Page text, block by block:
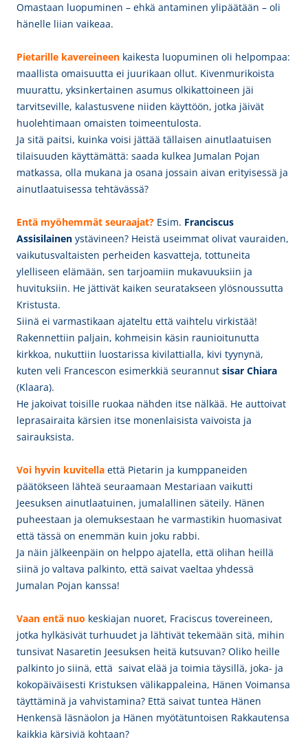
Omastaan luopuminen – ehkä antaminen ylipäätään – oli
hänelle liian vaikeaa.
Pietarille kavereineen kaikesta luopuminen oli helpompaa:
maallista omaisuutta ei juurikaan ollut. Kivenmurikoista
muurattu, yksinkertainen asumus olkikattoineen jäi
tarvitseville, kalastusvene niiden käyttöön, jotka jäivät
huolehtimaan omaisten toimeentulosta.
Ja sitä paitsi, kuinka voisi jättää tällaisen ainutlaatuisen
tilaisuuden käyttämättä: saada kulkea Jumalan Pojan
matkassa, olla mukana ja osana jossain aivan erityisessä ja
ainutlaatuisessa tehtävässä?
Entä myöhemmät seuraajat? Esim. Franciscus
Assisilainen ystävineen? Heistä useimmat olivat vauraiden,
vaikutusvaltaisten perheiden kasvatteja, tottuneita
ylelliseen elämään, sen tarjoamiin mukavuuksiin ja
huvituksiin. He jättivät kaiken seuratakseen ylösnoussutta
Kristusta.
Siinä ei varmastikaan ajateltu että vaihtelu virkistää!
Rakennettiin paljain, kohmeisin käsin raunioitunutta
kirkkoa, nukuttiin luostarissa kivilattialla, kivi tyynynä,
kuten veli Francescon esimerkkiä seurannut sisar Chiara
(Klaara).
He jakoivat toisille ruokaa nähden itse nälkää. He auttoivat
leprasairaita kärsien itse monenlaisista vaivoista ja
sairauksista.
Voi hyvin kuvitella että Pietarin ja kumppaneiden
päätökseen lähteä seuraamaan Mestariaan vaikutti
Jeesuksen ainutlaatuinen, jumalallinen säteily. Hänen
puheestaan ja olemuksestaan he varmastikin huomasivat
että tässä on enemmän kuin joku rabbi.
Ja näin jälkeenpäin on helppo ajatella, että olihan heillä
siinä jo valtava palkinto, että saivat vaeltaa yhdessä
Jumalan Pojan kanssa!
Vaan entä nuo keskiajan nuoret, Fraciscus tovereineen,
jotka hylkäsivät turhuudet ja lähtivät tekemään sitä, mihin
tunsivat Nasaretin Jeesuksen heitä kutsuvan? Oliko heille
palkinto jo siinä, että saivat elää ja toimia täysillä, joka- ja
kokopäiväisesti Kristuksen välikappaleina, Hänen Voimansa
täyttäminä ja vahvistamina? Että saivat tuntea Hänen
Henkensä läsnäolon ja Hänen myötätuntoisen Rakkautensa
kaikkia kärsiviä kohtaan?